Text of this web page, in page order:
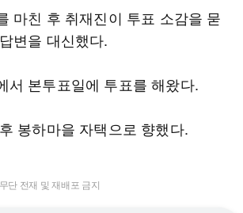
마친 후 취재진이 투표 소감을 묻
변을 대신했다.
서 본투표일에 투표를 해왔다.
봉하마을 자택으로 향했다.
단 전재 및 재배포 금지